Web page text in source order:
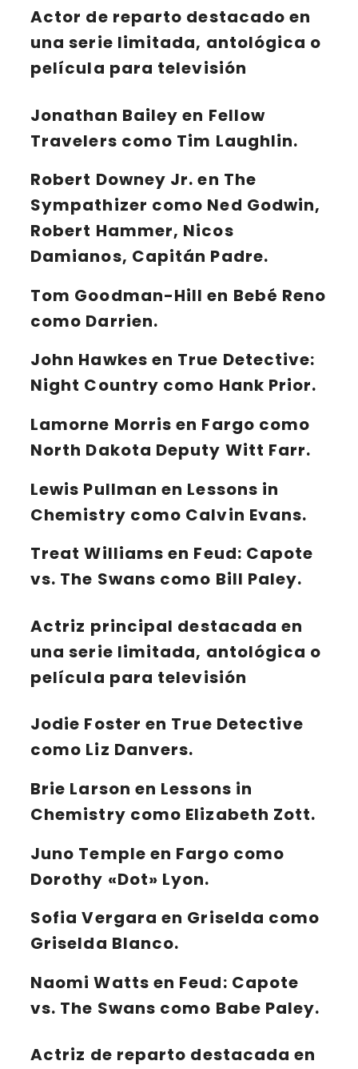
Actor de reparto destacado en
una serie limitada, antológica o
película para televisión
Jonathan Bailey en Fellow
Travelers como Tim Laughlin.
Robert Downey Jr. en The
Sympathizer como Ned Godwin,
Robert Hammer, Nicos
Damianos, Capitán Padre.
Tom Goodman-Hill en Bebé Reno
como Darrien.
John Hawkes en True Detective:
Night Country como Hank Prior.
Lamorne Morris en Fargo como
North Dakota Deputy Witt Farr.
Lewis Pullman en Lessons in
Chemistry como Calvin Evans.
Treat Williams en Feud: Capote
vs. The Swans como Bill Paley.
Actriz principal destacada en
una serie limitada, antológica o
película para televisión
Jodie Foster en True Detective
como Liz Danvers.
Brie Larson en Lessons in
Chemistry como Elizabeth Zott.
Juno Temple en Fargo como
Dorothy «Dot» Lyon.
Sofia Vergara en Griselda como
Griselda Blanco.
Naomi Watts en Feud: Capote
vs. The Swans como Babe Paley.
Actriz de reparto destacada en